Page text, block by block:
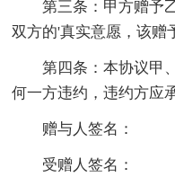
第三条：甲方赠予乙
双方的'真实意愿，该赠
第四条：本协议甲、
何一方违约，违约方应
赠与人签名：
受赠人签名：